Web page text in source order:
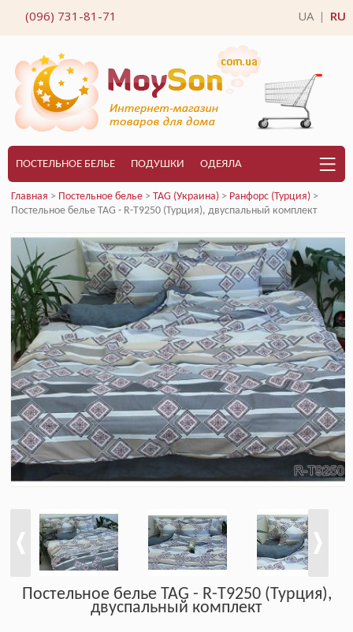
(096) 731-81-71 UA RU
ПОСТЕЛЬНОЕ БЕЛЬЕ ПОДУШКИ ОДЕЯЛА
Главная > Постельное белье > TAG (Украина) > Ранфорс (Турция) >
Постельное белье TAG - R-T9250 (Турция), двуспальный комплект
Постельное белье TAG - R-T9250 (Турция),
двуспальный комплект